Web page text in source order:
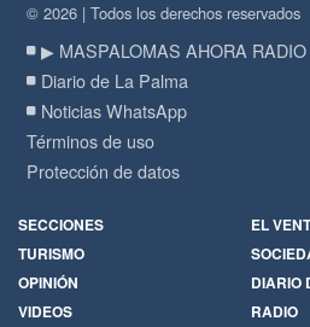
© 2026 | Todos los derechos reservados
▶ MASPALOMAS AHORA RADIO
Diario de La Palma
Noticias WhatsApp
Términos de uso
Protección de datos
SECCIONES
EL
TURISMO
OPINIÓN
DIARIO
VIDEOS
RADIO